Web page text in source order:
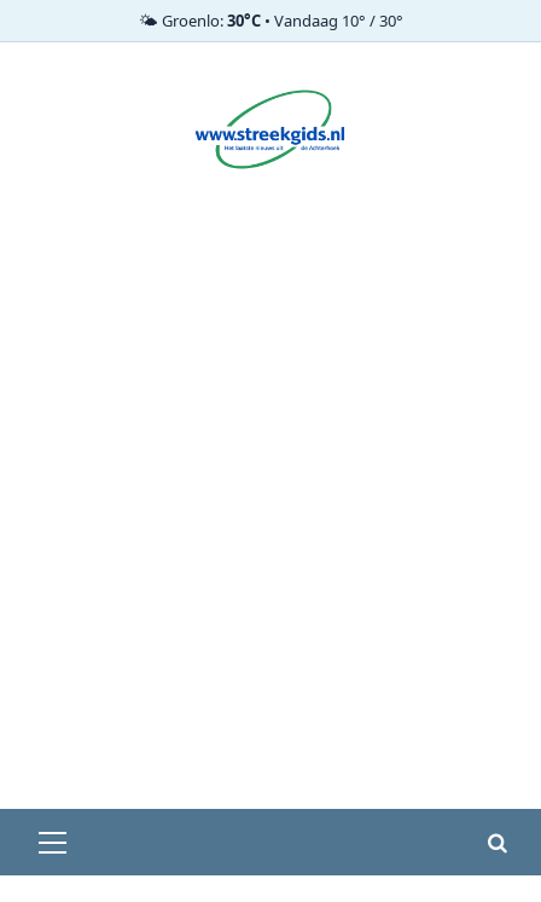
🌤️ Groenlo:30°C• Vandaag 10° / 30°
menu